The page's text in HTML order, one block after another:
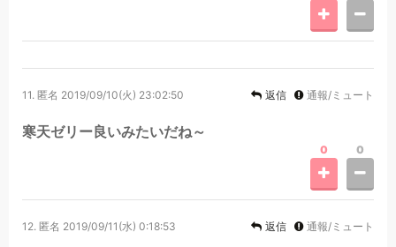
11. 匿名 2019/09/10(火) 23:02:50 返信 通報/ミュート
寒天ゼリー良いみたいだね～
0 0
12. 匿名 2019/09/11(水) 0:18:53 返信 通報/ミュート